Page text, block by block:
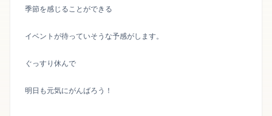
季節を感じることができる
イベントが待っていそうな予感がします。
ぐっすり休んで
明日も元気にがんばろう！